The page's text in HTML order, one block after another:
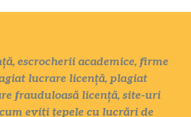
escrocherii academice, firme
lucrare licență, plagiat
frauduloasă licență, site-uri
eviți țepele cu lucrări de